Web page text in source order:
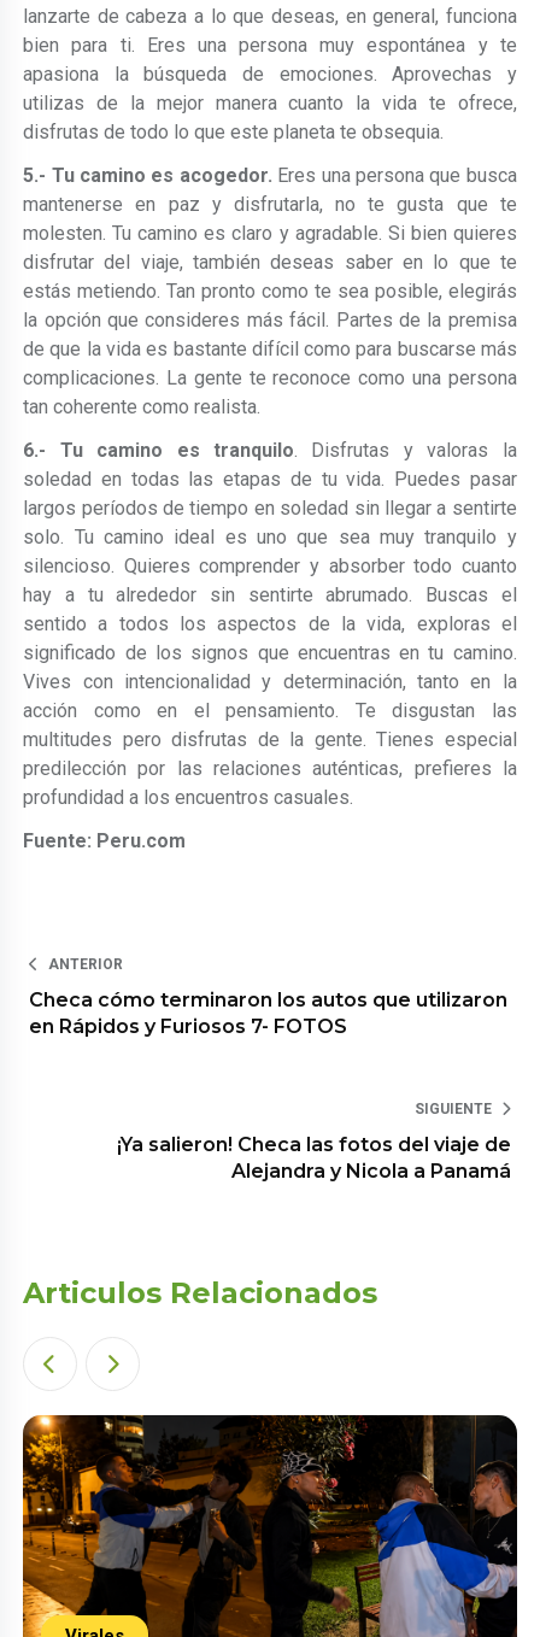
lanzarte de cabeza a lo que deseas, en general, funciona
bien para ti. Eres una persona muy espontánea y te
apasiona la búsqueda de emociones. Aprovechas y
utilizas de la mejor manera cuanto la vida te ofrece,
disfrutas de todo lo que este planeta te obsequia.
5.- Tu camino es acogedor. Eres una persona que busca
mantenerse en paz y disfrutarla, no te gusta que te
molesten. Tu camino es claro y agradable. Si bien quieres
disfrutar del viaje, también deseas saber en lo que te
estás metiendo. Tan pronto como te sea posible, elegirás
la opción que consideres más fácil. Partes de la premisa
de que la vida es bastante difícil como para buscarse más
complicaciones. La gente te reconoce como una persona
tan coherente como realista.
6.- Tu camino es tranquilo. Disfrutas y valoras la
soledad en todas las etapas de tu vida. Puedes pasar
largos períodos de tiempo en soledad sin llegar a sentirte
solo. Tu camino ideal es uno que sea muy tranquilo y
silencioso. Quieres comprender y absorber todo cuanto
hay a tu alrededor sin sentirte abrumado. Buscas el
sentido a todos los aspectos de la vida, exploras el
significado de los signos que encuentras en tu camino.
Vives con intencionalidad y determinación, tanto en la
acción como en el pensamiento. Te disgustan las
multitudes pero disfrutas de la gente. Tienes especial
predilección por las relaciones auténticas, prefieres la
profundidad a los encuentros casuales.
Fuente: Peru.com
ANTERIOR
Checa cómo terminaron los autos que utilizaron
en Rápidos y Furiosos 7- FOTOS
SIGUIENTE
¡Ya salieron! Checa las fotos del viaje de
Alejandra y Nicola a Panamá
Articulos Relacionados